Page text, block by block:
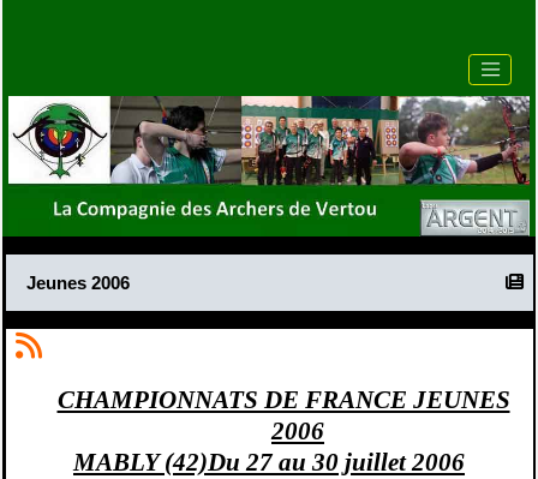
Jeunes 2006
CHAMPIONNATS DE FRANCE JEUNES
2006
MABLY (42)Du 27 au 30 juillet 2006